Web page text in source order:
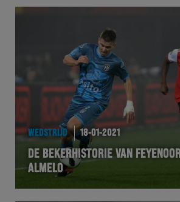
BusinessClub
Foundation
WEDSTRIJD 18-01-2021
DE BEKERHISTORIE VAN
ALMELO